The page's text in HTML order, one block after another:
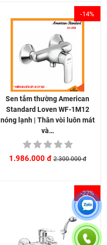
-14%
Sen tắm thường American
Standard Loven WF-1M12
nóng lạnh | Thân vòi luôn mát
và…
1.986.000 đ 2.300.000 đ
-27%